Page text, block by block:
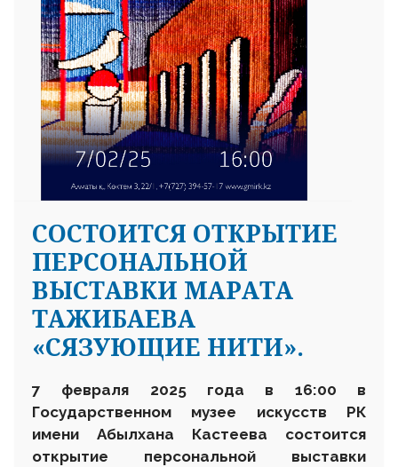
CОСТОИТСЯ ОТКРЫТИЕ
ПЕРСОНАЛЬНОЙ
ВЫСТАВКИ МАРАТА
ТАЖИБАЕВА
«СЯЗУЮЩИЕ НИТИ».
7 февраля 2025 года в 16:00 в
Государственном музее искусств РК
имени Абылхана Кастеева состоится
открытие персональной выставки